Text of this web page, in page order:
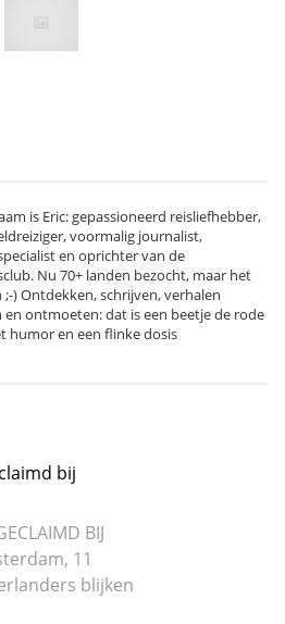
is Eric: gepassioneerd reisliefhebber,
voormalig journalist,
en oprichter van de
Nu 70+ landen bezocht, maar het
) Ontdekken, schrijven, verhalen
ontmoeten: dat is een beetje de rode
humor en een flinke dosis
bij
BIJ
11
blijken